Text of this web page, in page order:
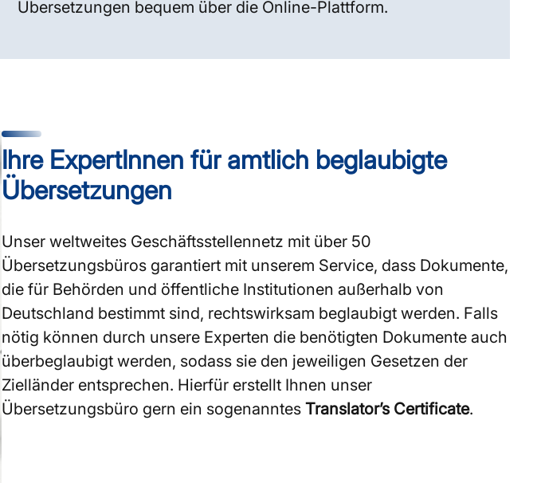
Übersetzungen bequem über die Online-Plattform.
Ihre ExpertInnen für amtlich beglaubigte
Übersetzungen
Unser weltweites Geschäftsstellennetz mit über 50
Übersetzungsbüros garantiert mit unserem Service, dass Dokumente,
die für Behörden und öffentliche Institutionen außerhalb von
Deutschland bestimmt sind, rechtswirksam beglaubigt werden. Falls
nötig können durch unsere Experten die benötigten Dokumente auch
überbeglaubigt werden, sodass sie den jeweiligen Gesetzen der
Zielländer entsprechen. Hierfür erstellt Ihnen unser
Übersetzungsbüro gern ein sogenanntes Translator’s Certificate.